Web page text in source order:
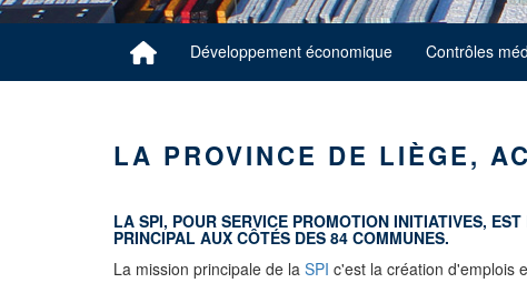
Développement économique Contrôles
LA PROVINCE DE LIÈGE,
LA SPI, POUR SERVICE PROMOTION INITIATIVES, EST
PRINCIPAL AUX CÔTÉS DES 84 COMMUNES.
La mission principale de la SPI c'est la création d'emplois